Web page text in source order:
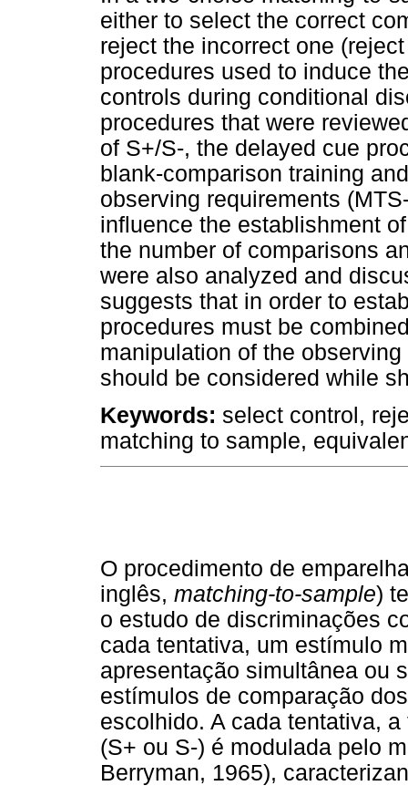
either to select the correct
reject the incorrect one
procedures used to induce
controls during conditional
procedures that were
of S+/S-, the delayed cue
blank-comparison training
observing requirements
influence the establishment
the number of comparisons
were also analyzed and
suggests that in order to
procedures must be
manipulation of the
should be considered while
Keywords: select control,
matching to sample,
O procedimento de
inglês, matching-to-sample)
o estudo de discriminações
cada tentativa, um estímulo
apresentação simultânea ou
estímulos de comparação
escolhido. A cada tentativa,
(S+ ou S-) é modulada pelo
Berryman, 1965),